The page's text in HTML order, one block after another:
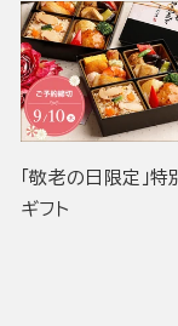
「敬老の日限定」
ギフト